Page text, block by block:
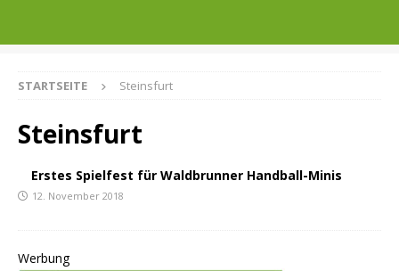
STARTSEITE Steinsfurt
Steinsfurt
Erstes Spielfest für Waldbrunner Handball-Minis
12. November 2018
Werbung